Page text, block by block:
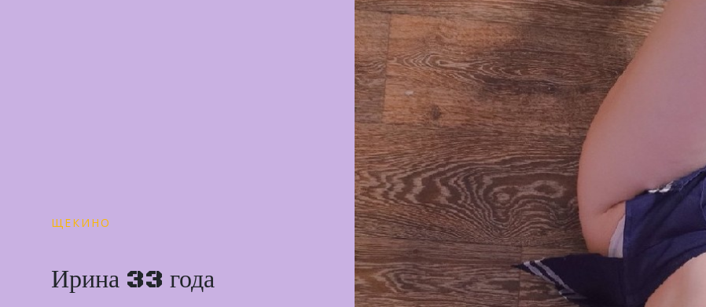
ЩЕКИНО
Ирина 33 года